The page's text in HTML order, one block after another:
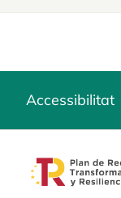
Accessibilitat